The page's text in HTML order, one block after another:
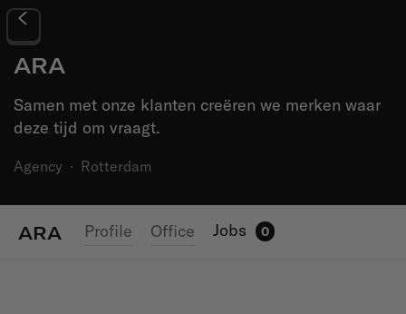
ARA
Samen met onze klanten creëren we merken waar
deze tijd om vraagt.
Agency · Rotterdam
ARA Profile Office Jobs 0